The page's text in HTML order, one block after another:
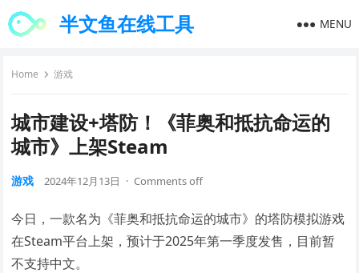
半文鱼在线工具 MENU
Home 游戏
城市建设+塔防！《菲奥和抵抗命运的
城市》上架Steam
游戏 2024年12月13日 · Comments off
今日，一款名为《菲奥和抵抗命运的城市》的塔防模拟游戏
在Steam平台上架，预计于2025年第一季度发售，目前暂
不支持中文。